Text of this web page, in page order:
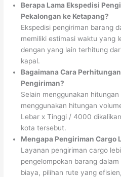
Berapa Lama Ekspedisi
Pekalongan ke Ketapang?
Ekspedisi pengiriman barang
memiliki estimasi waktu yang
dengan yang lain terhitung
kapal.
Bagaimana Cara
Pengiriman?
Selain menggunakan
menggunakan hitungan
Lebar x Tinggi / 4000
kota tersebut.
Mengapa Pengiriman Cargo
Layanan pengiriman cargo
pengelompokan barang
biaya, pilihan rute yang